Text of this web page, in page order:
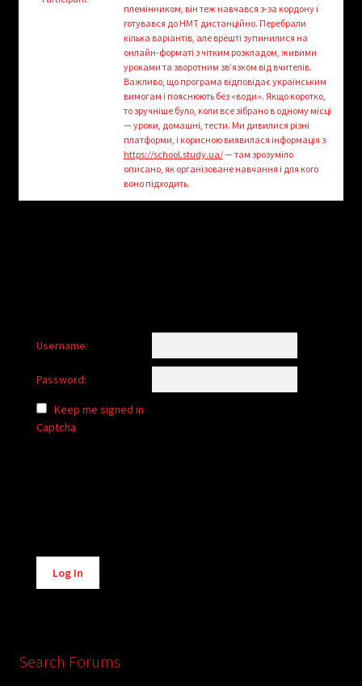
child
Login/Create Account
племінником, він теж навчався з-за кордону і
готувався до НМТ дистанційно. Перебрали
кілька варіантів, але врешті зупинилися на
онлайн-форматі з чітким розкладом, живими
уроками та зворотним зв’язком від вчителів.
Важливо, що програма відповідає українським
вимогам і пояснюють без «води». Якщо коротко,
то зручніше було, коли все зібрано в одному місці
— уроки, домашні, тести. Ми дивилися різні
платформи, і корисною виявилася інформація з
https://school.study.ua/— там зрозуміло
описано, як організоване навчання і для кого
воно підходить.
Username:
Password:
Keep me signed in
Captcha
Alternative:
Log In
Search Forums